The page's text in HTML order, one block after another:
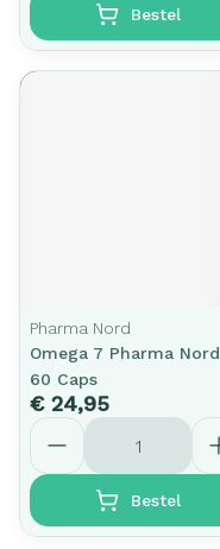
Bestel
Pharma Nord
Omega 7 Pharma Nord
60 Caps
€ 24,95
Aantal
Bestel